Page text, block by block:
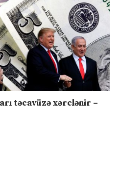
təcavüzə xərclənir –